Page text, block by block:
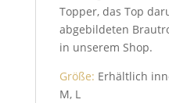
Topper, das Top
abgebildeten
in unserem Shop.
Größe: Erhältlich
M, L